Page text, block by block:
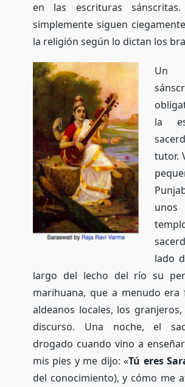
en las escrituras
simplemente siguen
la religión según lo dictan los
Un
la
tutor.
lado
largo del lecho del río su
marihuana, que a menudo
aldeanos locales, los
discurso. Una noche, el
drogado cuando vino a
mis pies y me dijo: «Tú eres
del conocimiento), y cómo me